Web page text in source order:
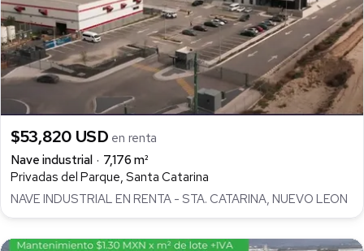
$53,820 USD en renta
Nave industrial
7,176 m²
Privadas del Parque, Santa Catarina
NAVE INDUSTRIAL EN RENTA - STA. CATARINA, NUEVO LEON